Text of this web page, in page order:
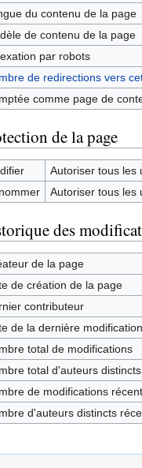
du contenu de la page
de contenu de la page
par robots
de redirections vers
comme page de
de la page
Autoriser tous les
Autoriser tous les
des
de la page
de création de la page
contributeur
de la dernière modification
total de modifications
total d'auteurs distincts
de modifications
d'auteurs distincts